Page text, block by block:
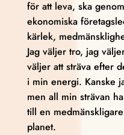
för att leva, ska
ekonomiska
kärlek,
Jag väljer tro, jag
väljer att sträva efter
i min energi. Kanske
men all min strävan
till en
planet.